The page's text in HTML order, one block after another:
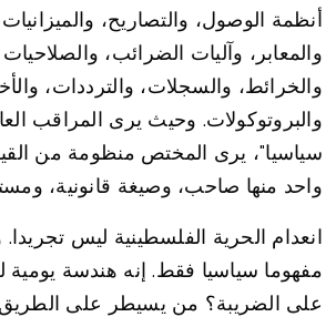
أنظمة الوصول، والتصاريح،
والمعابر، وآليات الضرائب،
والخرائط، والسجلات، والترددات،
والبروتوكولات. وحيث يرى المراقب
سياسيا"، يرى المختص منظومة من
واحد منها صاحب، وصيغة قانونية،
انعدام الحرية الفلسطينية ليس تجريدا.
مفهوما سياسيا فقط. إنه هندسة يومية
على الضريبة؟ من يسيطر على